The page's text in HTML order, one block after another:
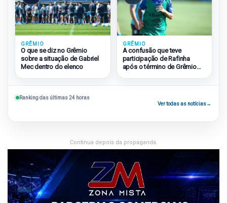
GRÊMIO
O que se diz no Grêmio
sobre a situação de Gabriel
Mec dentro do elenco
GRÊMIO
A confusão que teve
participação de Rafinha
após o término de Grêmio
Ranking das últimas 24 horas
Ver todas as notícias→
Continua depois da propaganda.